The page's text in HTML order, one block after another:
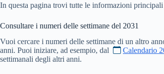
In questa pagina trovi tutte le informazioni
Consultare i numeri delle settimane del 2031
Vuoi cercare i numeri delle settimane di un altro
anni. Puoi iniziare, ad esempio, dal
Calendario
settimanali degli altri anni.